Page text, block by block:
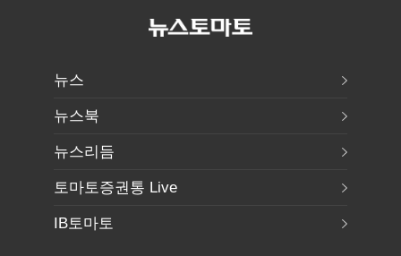
비용부터 챙긴다
뉴스
뉴스북
뉴스리듬
토마토증권통 Live
IB토마토